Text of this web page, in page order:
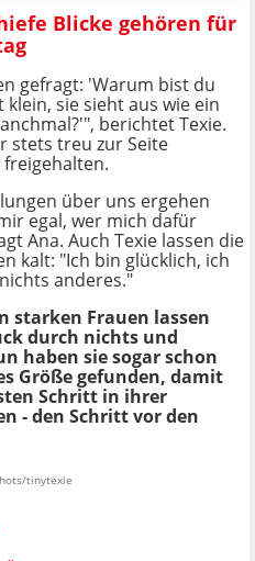
Blicke gehören für
gefragt: 'Warum bist du
klein, sie sieht aus wie ein
berichtet Texie.
stets treu zur Seite
über uns ergehen
egal, wer mich dafür
Ana. Auch Texie lassen die
kalt: "Ich bin glücklich, ich
anderes."
starken Frauen lassen
durch nichts und
haben sie sogar schon
Größe gefunden, damit
Schritt in ihrer
- den Schritt vor den
tinytexie